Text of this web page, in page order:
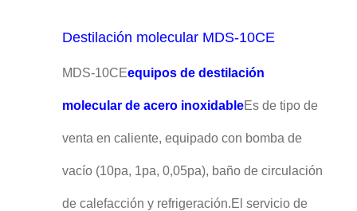
Destilación molecular MDS-10CE
MDS-10CEequipos de destilación
molecular de acero inoxidableEs de tipo de
venta en caliente, equipado con bomba de
vacío (10pa, 1pa, 0,05pa), baño de circulación
de calefacción y refrigeración.El servicio de